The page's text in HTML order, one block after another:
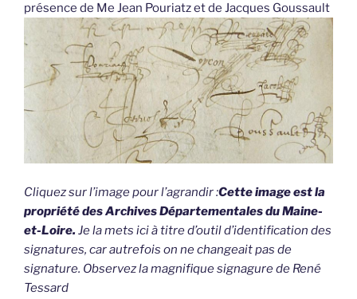
présence de Me Jean Pouriatz et de Jacques Goussault
Cliquez sur l’image pour l’agrandir :Cette image est la
propriété des Archives Départementales du Maine-
et-Loire. Je la mets ici à titre d’outil d’identification des
signatures, car autrefois on ne changeait pas de
signature. Observez la magnifique signagure de René
Tessard